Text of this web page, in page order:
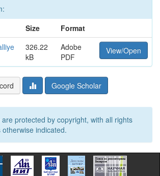
Size
Format
326.22
kB
Adobe
PDF
View/Open
Google Scholar
protected by copyright, with all rights
indicated.